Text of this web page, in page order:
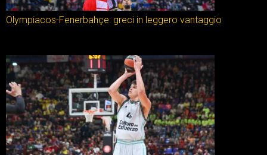
Olympiacos-Fenerbahçe: greci in leggero vantaggio